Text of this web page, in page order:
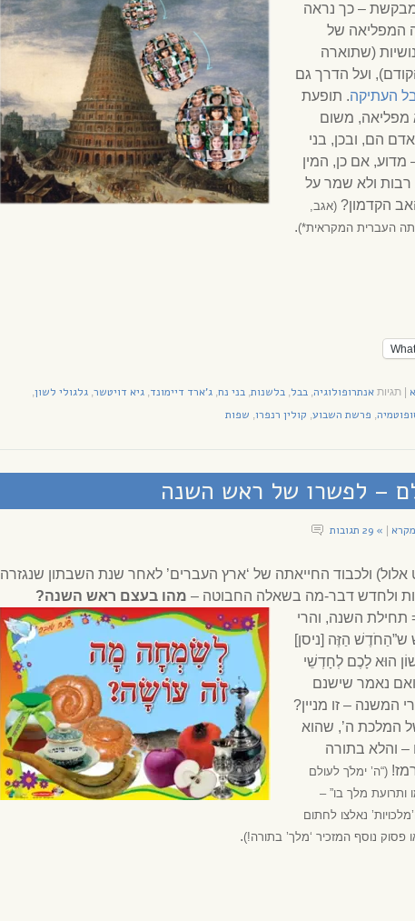
– כך נראה
המפליאה של
(שתוארה
ועל הדרך גם
העתיקה. תופעת
מפליאה, משום
הם, ובכן, בני
מדוע, אם כן, המין
ולא שמר על
הקדמון? (אגב,
העברית המקראית*).
תגיות אנתרופולוגיה, בבל, בלשנות, בני נח, ג'ארד דיימונד, גיא דויטשר, גלגולי לשון,
, פרשת השבוע, קולין רנפרו, שפות
– לפשרו של ראש השנה
מקרא » 29 תגובות
אלול) ולכבוד החייאתה של ‘ארץ העברים’ לאחר שנת השבתון שנגזרה
ולחדש דבר-מה בשאלה החבוטה – מהו בעצם ראש השנה?
השנה, והרי
ש”הַחֹדֶשׁ הַזֶּה [ניסן]
הוּא לָכֶם לְחָדְשֵׁי
נאמר שישנם
המשנה – זו מניין?
המלכת ה’, שהוא
והלא בתורה
(“ה’ ימלֹך לעולם
ותרועת מלך בו” –
נאלצו לחתום
פסוק נוסף המזכיר ‘מלך’ בתורה!).